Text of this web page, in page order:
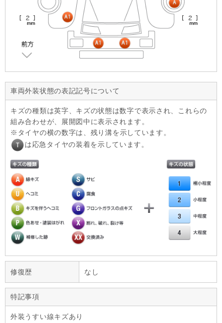
車両外装状態の表記記号について
キズの種類は英字、キズの状態は数字で表示され、これらの
組み合わせが、展開図中に表示されます。
タイヤの横の数字は、残り溝を示しています。
は応急タイヤの装着を示しています。
修復歴 なし
特記事項
外装うすい線キズあり